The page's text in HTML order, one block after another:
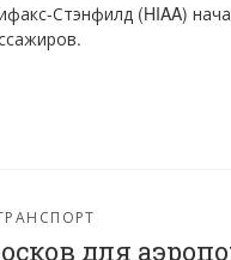
Стэнфилд (HIAA)
для